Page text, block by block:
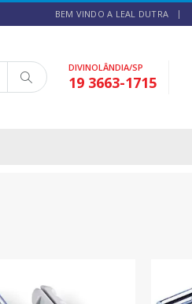
BEM VINDO A LEAL DUTRA
DIVINOLÂNDIA/SP
19 3663-1715